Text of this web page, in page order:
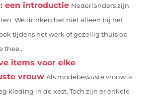
een introductie Nederlanders zijn
We drinken het niet alleen bij het
tijdens het werk of gezellig thuis op
thee...
items voor elke
vrouw Als modebewuste vrouw is
kleding in de kast. Toch zijn er enkele